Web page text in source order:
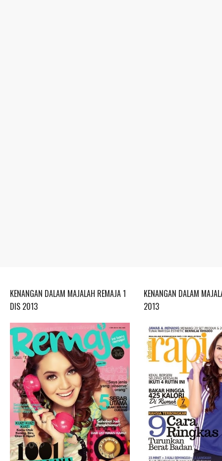
KENANGAN DALAM MAJALAH REMAJA 1
DIS 2013
KENANGAN DALAM
2013